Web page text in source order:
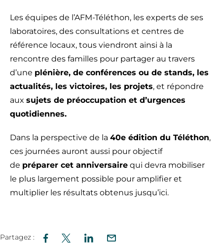
Les équipes de l’AFM-Téléthon, les experts de ses
laboratoires, des consultations et centres de
référence locaux, tous viendront ainsi à la
rencontre des familles pour partager au travers
d’une plénière, de conférences ou de stands, les
actualités, les victoires, les projets, et répondre
aux sujets de préoccupation et d’urgences
quotidiennes.
Dans la perspective de la 40e édition du Téléthon,
ces journées auront aussi pour objectif
de préparer cet anniversaire qui devra mobiliser
le plus largement possible pour amplifier et
multiplier les résultats obtenus jusqu’ici.
Partagez :